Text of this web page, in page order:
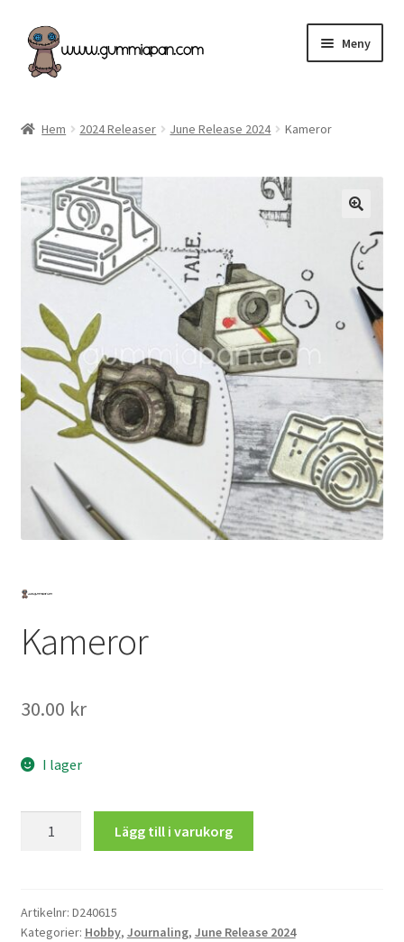
Hoppa
till
navigering
Hoppa
till
innehåll
Meny
Nyheter & Påfyllt!
Återförsäljare
Köpvillkor
Angel Policy
Mitt konto
Hem 2024 Releaser June Release 2024 Kameror
Kameror
30.00 kr
I lager
Lägg till i varukorg
Artikelnr: D240615
Kategorier: Hobby, Journaling, June Release 2024